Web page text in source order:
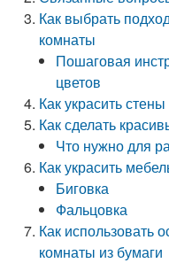
Как выбрать
комнаты
Пошаговая
цветов
Как украсить
Как сделать
Что нужно для
Как украсить
Биговка
Фальцовка
Как использовать
комнаты из бумаги